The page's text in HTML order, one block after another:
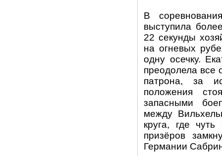
В
выступила
22 секунды
на огневых
одну осечку.
преодолела все
патрона, за
положения
запасными
между
круга, где
призёров
Германии